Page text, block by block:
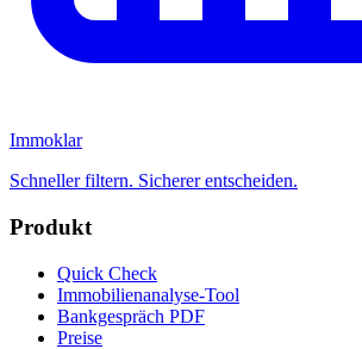
Immoklar
Schneller filtern. Sicherer entscheiden.
Produkt
Quick Check
Immobilienanalyse-Tool
Bankgespräch PDF
Preise